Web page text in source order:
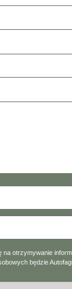
otrzymywanie
będzie